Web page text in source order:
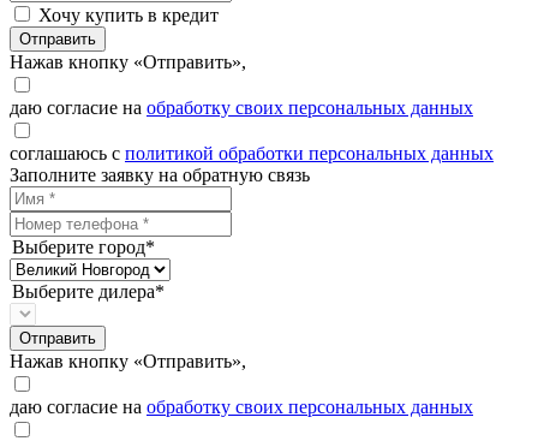
Хочу купить в кредит
Отправить
Нажав кнопку «Отправить»,
даю согласие на обработку своих персональных данных
соглашаюсь с политикой обработки персональных данных
Заполните заявку на обратную связь
Выберите город*
Выберите дилера*
Отправить
Нажав кнопку «Отправить»,
даю согласие на обработку своих персональных данных